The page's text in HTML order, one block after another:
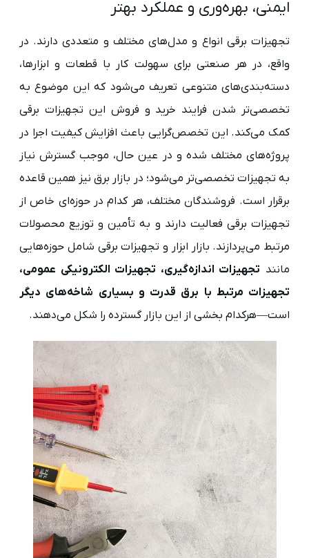
ایمنی، بهره‌وری و عملکرد بهتر
تجهیزات برقی انواع و مدل‌های مختلف و متعددی دارند. در
واقع، در هر صنعتی برای سهولت کار با قطعات و ابزارها،
دسته‌بندی‌های متنوعی تعریف می‌شود که این موضوع به
تخصصی‌تر شدن فرایند خرید و فروش این تجهیزات برقی
کمک می‌کند. این تخصص‌گرایی باعث افزایش کیفیت اجرا در
پروژه‌های مختلف شده و در عین حال، موجب گسترش نیاز
به تجهیزات تخصصی‌تر می‌شود؛ در بازار برق نیز همین قاعده
برقرار است. فروشندگان مختلف، هر کدام در حوزه‌ای خاص از
تجهیزات برقی فعالیت دارند و به تأمین و توزیع محصولات
مرتبط می‌پردازند. بازار ابزار و تجهیزات برقی شامل حوزه‌هایی
مانند تجهیزات اندازه‌گیری، تجهیزات الکترونیکی عمومی،
تجهیزات مرتبط با برق قدرت و بسیاری شاخه‌های دیگر
است—هرکدام بخشی از این بازار گسترده را شکل می‌دهند.